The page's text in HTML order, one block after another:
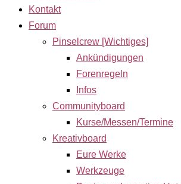
Kontakt
Forum
Pinselcrew [Wichtiges]
Ankündigungen
Forenregeln
Infos
Communityboard
Kurse/Messen/Termine
Kreativboard
Eure Werke
Werkzeuge